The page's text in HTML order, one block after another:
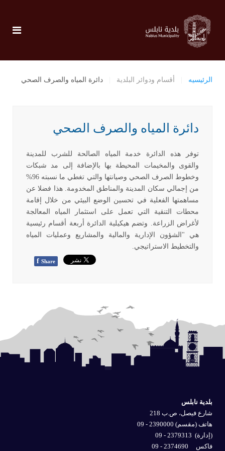
الرئيسيه أقسام ودوائر البلدية دائرة المياه والصرف الصحي
دائرة المياه والصرف الصحي
توفر هذه الدائرة خدمة المياه الصالحة للشرب للمدينة
والقوى والمخيمات المحيطة بها بالإضافة إلى مد شبكات
وخطوط الصرف الصحي وصيانتها والتي تغطي ما نسبته 96%
من إجمالي سكان المدينة والمناطق المخدومة. هذا فضلا عن
مساهمتها الفعلية في تحسين الوضع البيئي من خلال إقامة
محطات التنقية التي تعمل على استثمار المياه المعالجة
لأغراض الزراعة. وتضم هيكيلية الدائرة أربعة أقسام رئيسية
هي "الشؤون الإدارية والمالية والمشاريع وعمليات المياه
والتخطيط الاستراتيجي.
f Share
بلدية نابلس
شارع فيصل، ص.ب 218
هاتف (مقسم) 2390000 - 09
(إدارة)
فاكس 2374690 - 09